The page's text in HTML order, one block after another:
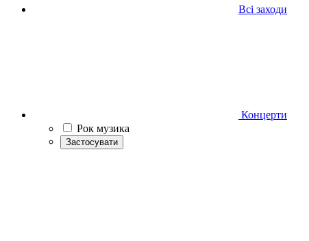
Всі заходи
Концерти
Рок музика
Застосувати